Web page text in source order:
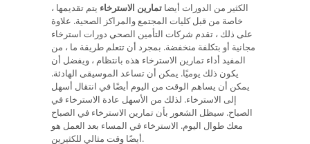
الكثير من الدورات أيضا تمارين الاسترخاء يتم تقديمها ،
خاصة من قبل كليات المجتمع والمراكز الصحية. علاوة
على ذلك ، تقدم شركات التأمين الصحي دورات استرخاء
مجانية أو بتكلفة منخفضة. بمجرد أن تتعلم طريقة ما ، من
المفيد أداء تمارين الاسترخاء هذه بانتظام ، ويفضل أن
يكون ذلك يوميًا. يمكن أن تساعد الموسيقى الهادئة.
يمكن أن يساهم الوقت من اليوم أيضًا في انتقال أسهل
إلى الاسترخاء. لذلك من الأسهل عادة الاسترخاء في
الصباح. سيظل الشعور بأن تمارين الاسترخاء في الصباح
معك طوال اليوم. الاسترخاء في المساء بعد العمل هو
أيضًا وقت مثالي للكثيرين.